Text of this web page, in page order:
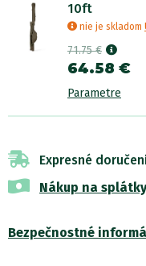
10ft
nie je skladom
71.75 €
64.58 €
Parametre
Expresné
Nákup na splátky
Bezpečnostné